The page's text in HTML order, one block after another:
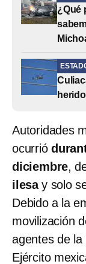
¿Qué
Autoridades
ocurrió
diciembre,
ilesay solo
Debido a la
movilización
agentes de la
Ejército